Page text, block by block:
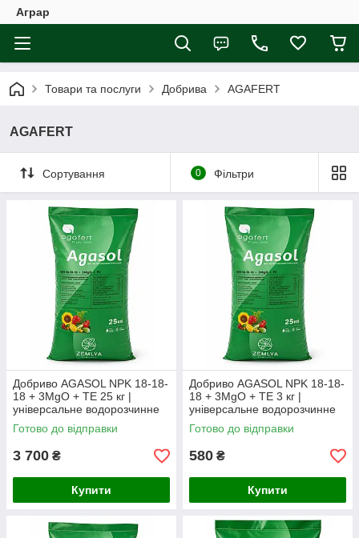
Аграр
Товари та послуги Добрива AGAFERT
AGAFERT
Сортування 0 Фільтри
Добриво AGASOL NPK 18-18-
18 + 3MgO + TE 25 кг |
універсальне водорозчинне
комплексне NPK-добриво з
магнієм і мікроелементами
Готово до відправки
3 700 ₴
Купити
Добриво AGASOL NPK 18-18-
18 + 3MgO + TE 3 кг |
універсальне водорозчинне
комплексне NPK добриво з
магнієм (фасоване з мішка)
Готово до відправки
580 ₴
Купити